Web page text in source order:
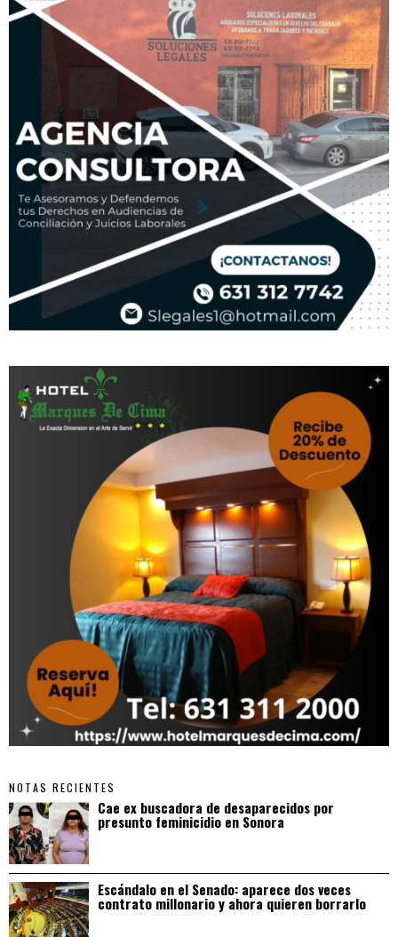
NOTAS RECIENTES
Cae ex buscadora de desaparecidos por
presunto feminicidio en Sonora
Escándalo en el Senado: aparece dos veces
contrato millonario y ahora quieren borrarlo